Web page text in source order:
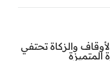
والزكاة تحتفي
المتميزة